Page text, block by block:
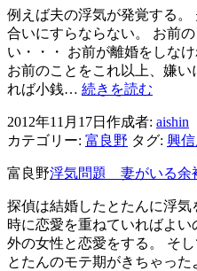
「笑
っ
て
も
一
年、
恨
ん
も
年」
例えば夫の浮気が発覚する
合いにすらならない。 お前
い・・・ お前が離婚をしな
お前のことをこれ以上、嫌
れば小銭… 続きを読む
所
富
野
浮
気
問
題
2012年11月17日 作成者: aishin
カテゴリー: 富良野 タグ: 興
富良野浮気問題 妻がいる余
探偵は結婚したとたんに浮
時に恋愛を重ねていればよ
外の女性と恋愛をする。 そ
とたんのモテ期がきちゃっ